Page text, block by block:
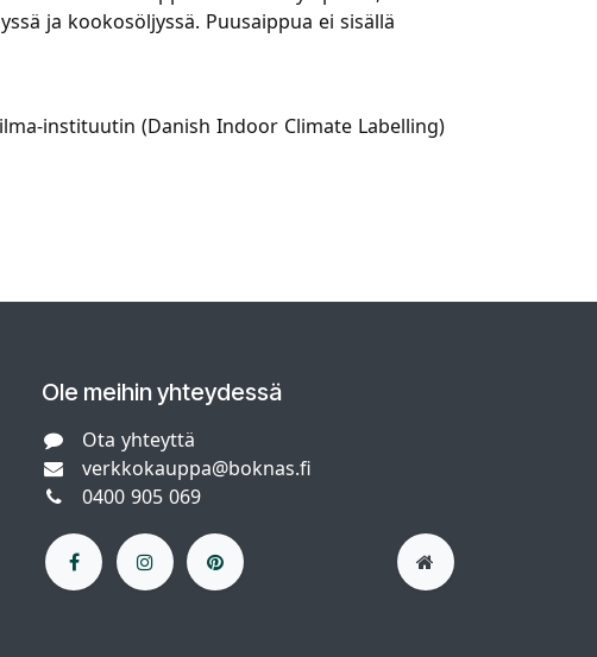
ja kookosöljyssä. Puusaippua ei sisällä
instituutin (Danish Indoor Climate Labelling)
Ole meihin yhteydessä
Ota yhteyttä
verkkokauppa@boknas.fi
0400 905 069